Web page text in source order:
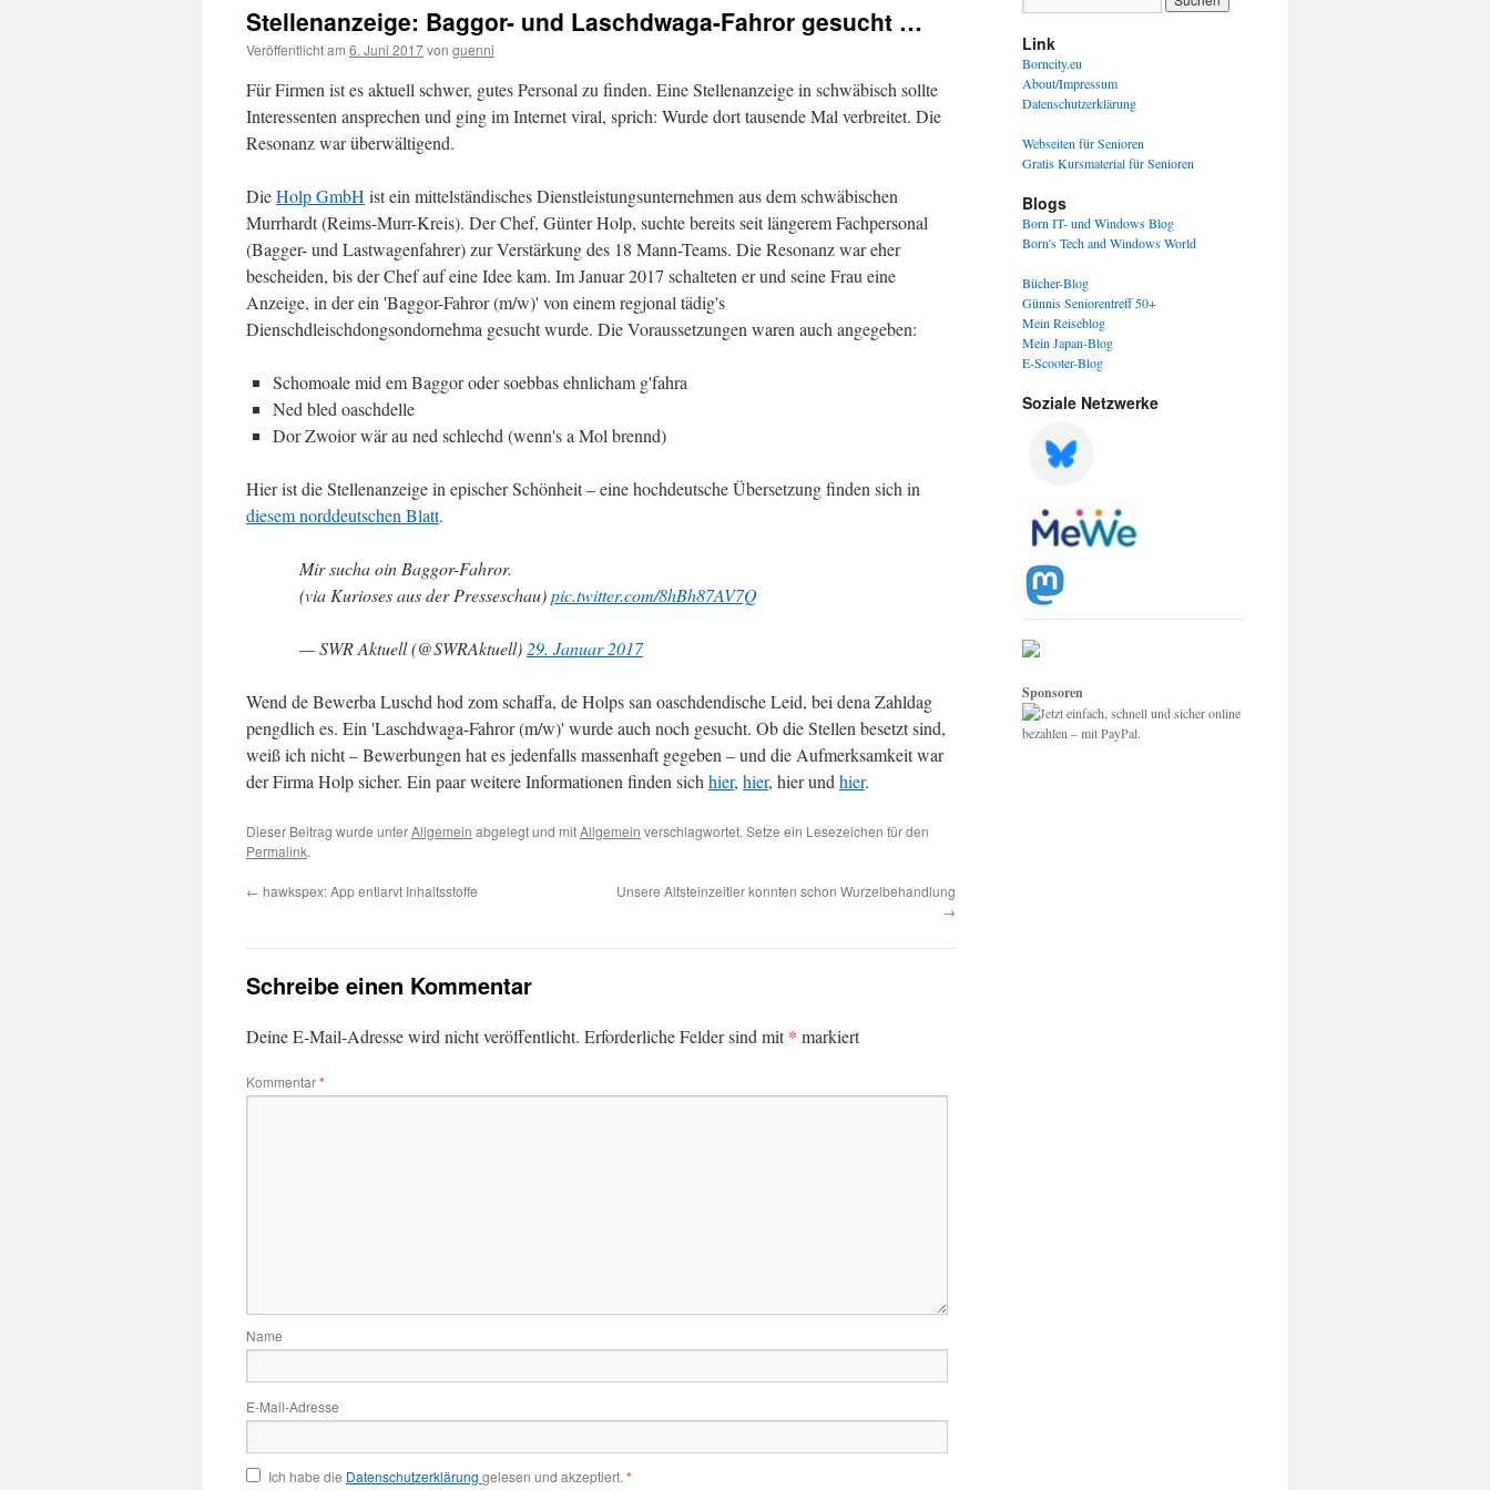
Stellenanzeige: Baggor- und Laschdwaga-Fahror gesucht …
Veröffentlicht am 6. Juni 2017von guenni
Für Firmen ist es aktuell schwer, gutes Personal zu finden. Eine Stellenanzeige in schwäbisch sollte
Interessenten ansprechen und ging im Internet viral, sprich: Wurde dort tausende Mal verbreitet. Die
Resonanz war überwältigend.
DieHolp GmbH ist ein mittelständisches Dienstleistungsunternehmen aus dem schwäbischen
Murrhardt (Reims-Murr-Kreis). Der Chef, Günter Holp, suchte bereits seit längerem Fachpersonal
(Bagger- und Lastwagenfahrer) zur Verstärkung des 18 Mann-Teams. Die Resonanz war eher
bescheiden, bis der Chef auf eine Idee kam. Im Januar 2017 schalteten er und seine Frau eine
Anzeige, in der ein 'Baggor-Fahror (m/w)' von einem regjonal tädig's
Dienschdleischdongsondornehma gesucht wurde. Die Voraussetzungen waren auch angegeben:
Schomoale mid em Baggor oder soebbas ehnlicham g'fahra
Ned bled oaschdelle
Dor Zwoior wär au ned schlechd (wenn's a Mol brennd)
Hier ist die Stellenanzeige in epischer Schönheit – eine hochdeutsche Übersetzung finden sich in
diesem norddeutschen Blatt.
Mir sucha oin Baggor-Fahror.
(via Kurioses aus der Presseschau)pic.twitter.com/8hBh87AV7Q
— SWR Aktuell (@SWRAktuell) 29. Januar 2017
Wend de Bewerba Luschd hod zom schaffa, de Holps san oaschdendische Leid, bei dena Zahldag
pengdlich es. Ein 'Laschdwaga-Fahror (m/w)' wurde auch noch gesucht. Ob die Stellen besetzt sind,
weiß ich nicht – Bewerbungen hat es jedenfalls massenhaft gegeben – und die Aufmerksamkeit war
der Firma Holp sicher. Ein paar weitere Informationen finden sich hier, hier, hier und hier.
Dieser Beitrag wurde unterAllgemein abgelegt und mitAllgemein verschlagwortet. Setze ein Lesezeichen für den
Permalink.
← hawkspex: App entlarvt Inhaltsstoffe
Unsere Altsteinzeitler konnten schon Wurzelbehandlung
→
Schreibe einen Kommentar
Deine E-Mail-Adresse wird nicht veröffentlicht. Erforderliche Felder sind mit* markiert
Kommentar*
Name
E-Mail-Adresse
Ich habe die Datenschutzerklärung gelesen und akzeptiert. *
Link
Borncity.eu
About/Impressum
Datenschutzerklärung
Webseiten für Senioren
Gratis Kursmaterial für Senioren
Blogs
Born IT- und Windows Blog
Born's Tech and Windows World
Bücher-Blog
Günnis Seniorentreff 50+
Mein Reiseblog
Mein Japan-Blog
E-Scooter-Blog
Soziale Netzwerke
Sponsoren